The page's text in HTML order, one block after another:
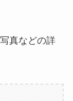
真などの詳